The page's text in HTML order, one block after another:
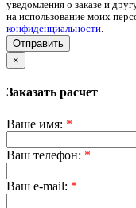
уведомления о заказе и
на использование моих
конфиденциальности.
Отправить
×
Заказать расчет
Ваше имя: *
Ваш телефон: *
Ваш e-mail: *